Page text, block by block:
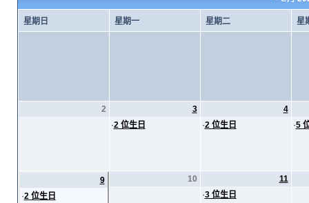
星期日 星期一 星期二 星
2
3
·2 位生日
4
·2 位生日 ·5
9
·2 位生日
10
11
·3 位生日